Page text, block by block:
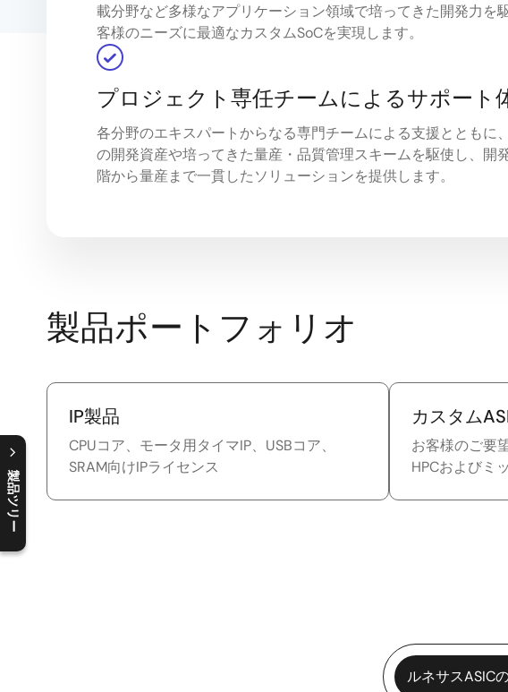
製品ツリー
C
l
o
s
e
p
r
o
d
u
c
t
t
r
e
e
m
e
n
O
p
e
n
p
r
o
d
u
c
t
t
r
e
e
m
e
n
載分野など多様なアプリケーション領域で培ってきた開発力を
客様のニーズに最適なカスタムSoCを実現します。
プロジェクト専任チームによるサポート
各分野のエキスパートからなる専門チームによる支援とともに
の開発資産や培ってきた量産・品質管理スキームを駆使し、開
階から量産まで一貫したソリューションを提供します。
製品ポートフォリオ
IP製品
CPUコア、モータ用タイマIP、USBコア、
SRAM向けIPライセンス
カスタム
お客様のご要
HPCおよびミ
ルネサスASIC